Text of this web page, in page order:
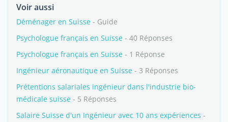
Voir aussi
Déménager en Suisse - Guide
Psychologue français en Suisse - 40 Réponses
Psychologue français en Suisse - 1 Réponse
Ingénieur aéronautique en Suisse - 3 Réponses
Prétentions salariales ingénieur dans l'industrie bio-
médicale suisse - 5 Réponses
Salaire Suisse d'un Ingénieur avec 10 ans expériences -